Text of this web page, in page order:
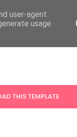
THIS TEMPLATE
user-agent
usage